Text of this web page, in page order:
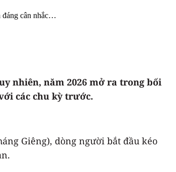
đáng cân nhắc…
nhiên, năm 2026 mở ra trong bối
các chu kỳ trước.
Giêng), dòng người bắt đầu kéo